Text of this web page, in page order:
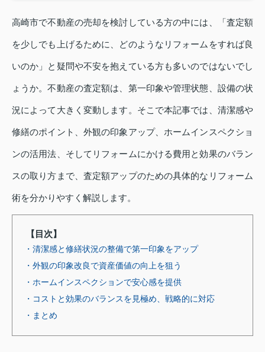
高崎市で不動産の売却を検討している方の中には、「査定額
を少しでも上げるために、どのようなリフォームをすれば良
いのか」と疑問や不安を抱えている方も多いのではないでし
ょうか。不動産の査定額は、第一印象や管理状態、設備の状
況によって大きく変動します。そこで本記事では、清潔感や
修繕のポイント、外観の印象アップ、ホームインスペクショ
ンの活用法、そしてリフォームにかける費用と効果のバラン
スの取り方まで、査定額アップのための具体的なリフォーム
術を分かりやすく解説します。
【目次】
・清潔感と修繕状況の整備で第一印象をアップ
・外観の印象改良で資産価値の向上を狙う
・ホームインスペクションで安心感を提供
・コストと効果のバランスを見極め、戦略的に対応
・まとめ